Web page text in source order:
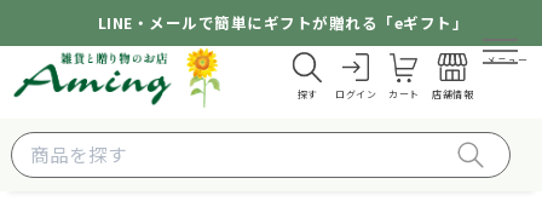
LINE・メールで簡単にギフトが贈れる「eギフト」
探す ログイン カート 店舗情報
メニュー